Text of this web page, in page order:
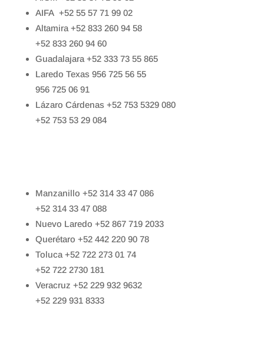
AIFA +52 55 57 71 99 02
Altamira +52 833 260 94 58
+52 833 260 94 60
Guadalajara +52 333 73 55 865
Laredo Texas 956 725 56 55
956 725 06 91
Lázaro Cárdenas +52 753 5329 080
+52 753 53 29 084
Manzanillo +52 314 33 47 086
+52 314 33 47 088
Nuevo Laredo +52 867 719 2033
Querétaro +52 442 220 90 78
Toluca +52 722 273 01 74
+52 722 2730 181
Veracruz +52 229 932 9632
+52 229 931 8333